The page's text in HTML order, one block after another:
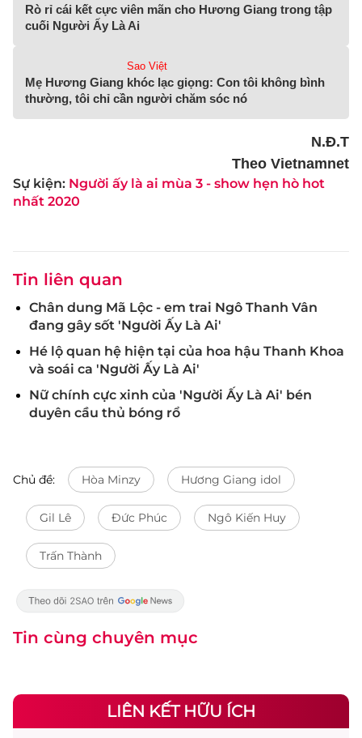
Sự kiện: Người ấy là ai mùa 3 - show hẹn hò hot
nhất 2020
Rò rỉ cái kết cực viên mãn cho Hương Giang trong tập
cuối Người Ấy Là Ai
Sao Việt
Mẹ Hương Giang khóc lạc giọng: Con tôi không bình
thường, tôi chỉ cần người chăm sóc nó
N.Đ.T
Theo Vietnamnet
Tin liên quan
Chân dung Mã Lộc - em trai Ngô Thanh Vân
đang gây sốt 'Người Ấy Là Ai'
Hé lộ quan hệ hiện tại của hoa hậu Thanh Khoa
và soái ca 'Người Ấy Là Ai'
Nữ chính cực xinh của 'Người Ấy Là Ai' bén
duyên cầu thủ bóng rổ
Chủ đề: Hòa Minzy Hương Giang idol
Gil Lê Đức Phúc Ngô Kiến Huy
Trấn Thành
Tin cùng chuyên mục
LIÊN KẾT HỮU ÍCH